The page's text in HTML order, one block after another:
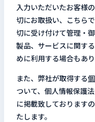
入力いただいたお客様
切にお取扱い、こちら
切に受け付けて管理・
製品、サービスに関す
めに利用する場合もあり
また、弊社が取得する
ついて、個人情報保護
に掲載致しております
たします。